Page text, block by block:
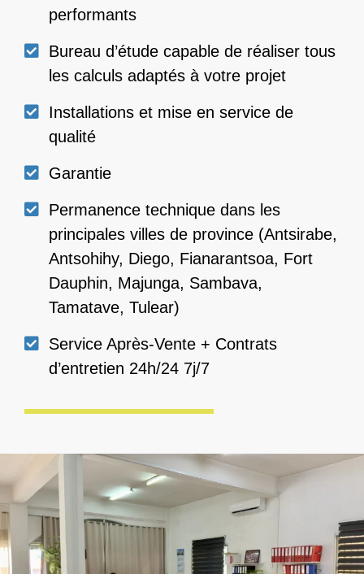
performants
les calculs adaptés à votre projet
qualité
Garantie
Permanence technique dans les
principales villes de province (Antsirabe,
Antsohihy, Diego, Fianarantsoa, Fort
Tamatave, Tulear)
d’entretien 24h/24 7j/7